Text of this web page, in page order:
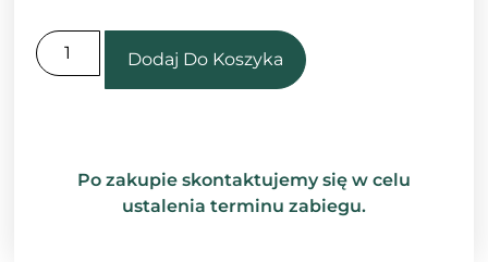
Dodaj Do Koszyka
Po zakupie skontaktujemy się w celu
ustalenia terminu zabiegu.